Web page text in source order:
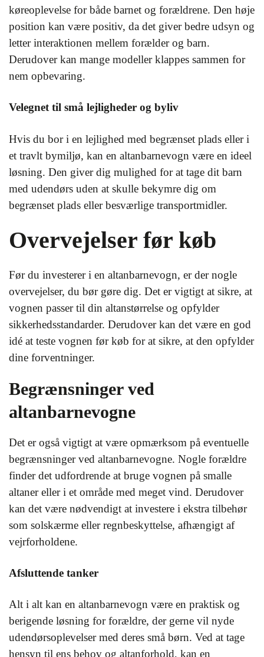
køreoplevelse for både barnet og forældrene. Den høje
position kan være positiv, da det giver bedre udsyn og
letter interaktionen mellem forælder og barn.
Derudover kan mange modeller klappes sammen for
nem opbevaring.
Velegnet til små lejligheder og byliv
Hvis du bor i en lejlighed med begrænset plads eller i
et travlt bymiljø, kan en altanbarnevogn være en ideel
løsning. Den giver dig mulighed for at tage dit barn
med udendørs uden at skulle bekymre dig om
begrænset plads eller besværlige transportmidler.
Overvejelser før køb
Før du investerer i en altanbarnevogn, er der nogle
overvejelser, du bør gøre dig. Det er vigtigt at sikre, at
vognen passer til din altanstørrelse og opfylder
sikkerhedsstandarder. Derudover kan det være en god
idé at teste vognen før køb for at sikre, at den opfylder
dine forventninger.
Begrænsninger ved
altanbarnevogne
Det er også vigtigt at være opmærksom på eventuelle
begrænsninger ved altanbarnevogne. Nogle forældre
finder det udfordrende at bruge vognen på smalle
altaner eller i et område med meget vind. Derudover
kan det være nødvendigt at investere i ekstra tilbehør
som solskærme eller regnbeskyttelse, afhængigt af
vejrforholdene.
Afsluttende tanker
Alt i alt kan en altanbarnevogn være en praktisk og
berigende løsning for forældre, der gerne vil nyde
udendørsoplevelser med deres små børn. Ved at tage
hensyn til ens behov og altanforhold, kan en